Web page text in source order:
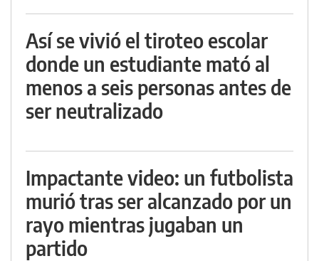
Así se vivió el tiroteo escolar
donde un estudiante mató al
menos a seis personas antes de
ser neutralizado
Impactante video: un futbolista
murió tras ser alcanzado por un
rayo mientras jugaban un
partido